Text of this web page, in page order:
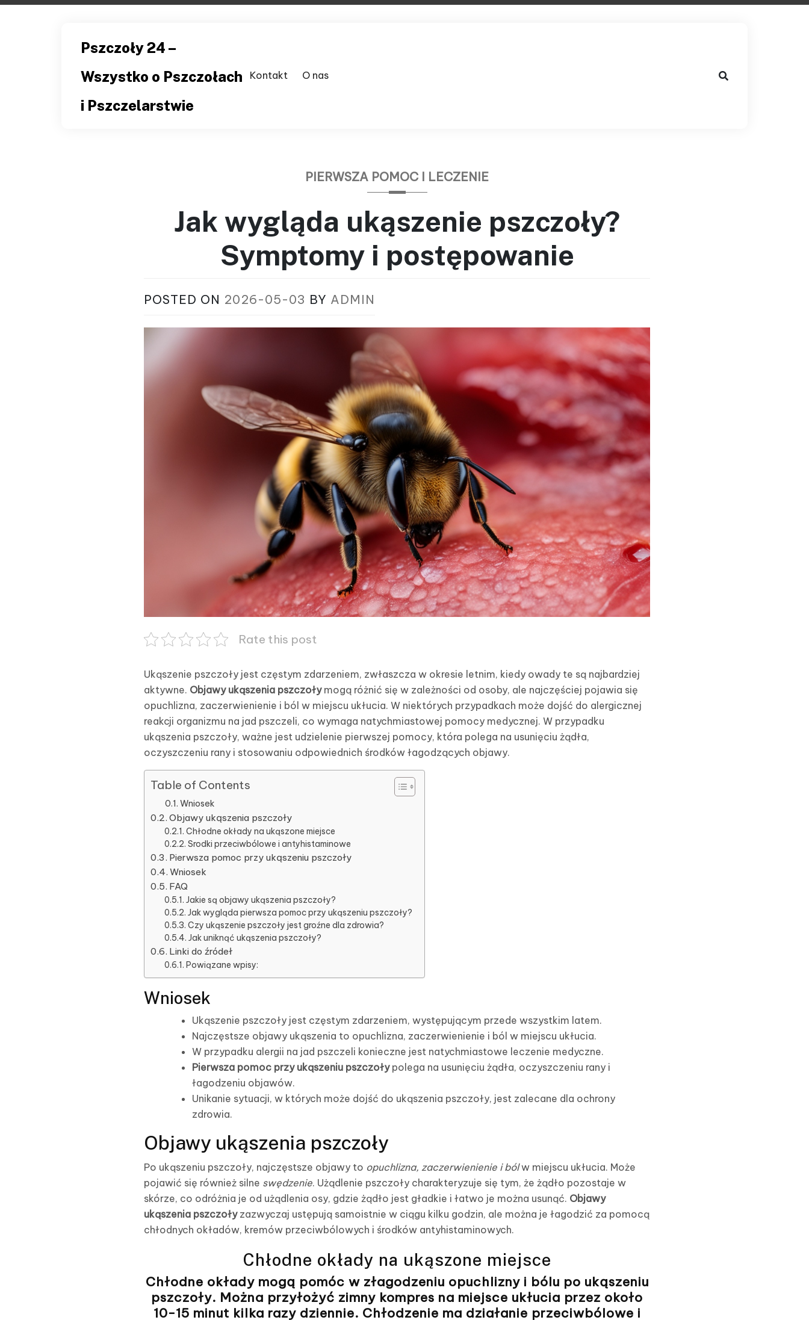
Skip
Pszczoły 24 –
Wszystko o Pszczołach
i Pszczelarstwie
Kontakt O nas
PIERWSZA POMOC I LECZENIE
Jak wygląda ukąszenie pszczoły?
Symptomy i postępowanie
POSTED ON 2026-05-03 BY ADMIN
Rate this post
Ukąszenie pszczoły jest częstym zdarzeniem, zwłaszcza w okresie letnim, kiedy owady te są najbardziej
aktywne. Objawy ukąszenia pszczołymogą różnić się w zależności od osoby, ale najczęściej pojawia się
opuchlizna, zaczerwienienie i ból w miejscu ukłucia. W niektórych przypadkach może dojść do alergicznej
reakcji organizmu na jad pszczeli, co wymaga natychmiastowej pomocy medycznej. W przypadku
ukąszenia pszczoły, ważne jest udzielenie pierwszej pomocy, która polega na usunięciu żądła,
oczyszczeniu rany i stosowaniu odpowiednich środków łagodzących objawy.
Table of Contents
Wniosek
Objawy ukąszenia pszczoły
Chłodne okłady na ukąszone miejsce
Srodki przeciwbólowe i antyhistaminowe
Pierwsza pomoc przy ukąszeniu pszczoły
Wniosek
FAQ
Jakie są objawy ukąszenia pszczoły?
Jak wygląda pierwsza pomoc przy ukąszeniu pszczoły?
Czy ukąszenie pszczoły jest groźne dla zdrowia?
Jak uniknąć ukąszenia pszczoły?
Linki do źródeł
Powiązane wpisy:
Wniosek
Ukąszenie pszczoły jest częstym zdarzeniem, występującym przede wszystkim latem.
Najczęstsze objawy ukąszenia to opuchlizna, zaczerwienienie i ból w miejscu ukłucia.
W przypadku alergii na jad pszczeli konieczne jest natychmiastowe leczenie medyczne.
Pierwsza pomoc przy ukąszeniu pszczołypolega na usunięciu żądła, oczyszczeniu rany i
łagodzeniu objawów.
Unikanie sytuacji, w których może dojść do ukąszenia pszczoły, jest zalecane dla ochrony
zdrowia.
Objawy ukąszenia pszczoły
Po ukąszeniu pszczoły, najczęstsze objawy to opuchlizna, zaczerwienienie i bólw miejscu ukłucia. Może
pojawić się również silne swędzenie. Użądlenie pszczoły charakteryzuje się tym, że żądło pozostaje w
skórze, co odróżnia je od użądlenia osy, gdzie żądło jest gładkie i łatwo je można usunąć. Objawy
ukąszenia pszczołyzazwyczaj ustępują samoistnie w ciągu kilku godzin, ale można je łagodzić za pomocą
chłodnych okładów, kremów przeciwbólowych i środków antyhistaminowych.
Chłodne okłady na ukąszone miejsce
Chłodne okłady mogą pomóc w złagodzeniu opuchlizny i bólu po ukąszeniu
pszczoły. Można przyłożyć zimny kompres na miejsce ukłucia przez około
10-15 minut kilka razy dziennie. Chłodzenie ma działanie przeciwbólowe i